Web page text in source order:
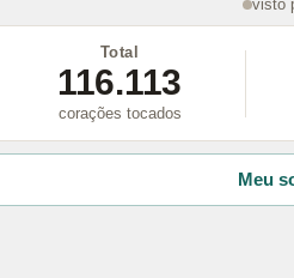
visto
Total
116.113
corações tocados
Meu